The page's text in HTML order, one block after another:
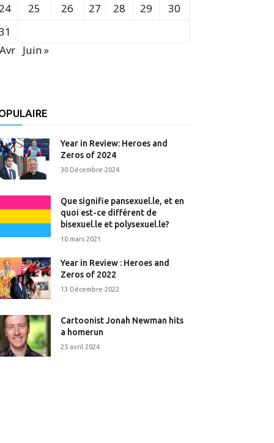
24
25 26 27 28 29
30
Juin »
Year in Review: Heroes and
Zeros of 2024
30 Décembre 2024
Que signifie pansexuel.le, et en
quoi est-ce différent de
bisexuel.le et polysexuel.le?
10 mars 2021
Year in Review : Heroes and
Zeros of 2022
13 Décembre 2022
Cartoonist Jonah Newman hits
a homerun
25 avril 2024